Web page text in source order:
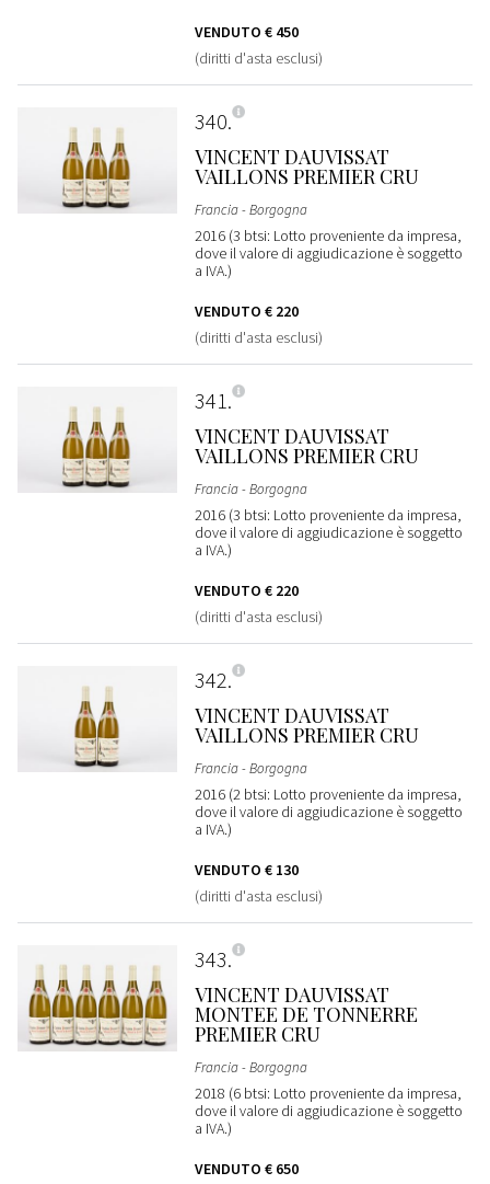
VENDUTO € 450
(diritti d'asta esclusi)
340
VINCENT DAUVISSAT
VAILLONS PREMIER CRU
Francia - Borgogna
2016 (3 btsi: Lotto proveniente da impresa,
dove il valore di aggiudicazione è soggetto
a IVA.)
VENDUTO € 220
(diritti d'asta esclusi)
341
VINCENT DAUVISSAT
VAILLONS PREMIER CRU
Francia - Borgogna
2016 (3 btsi: Lotto proveniente da impresa,
dove il valore di aggiudicazione è soggetto
a IVA.)
VENDUTO € 220
(diritti d'asta esclusi)
342
VINCENT DAUVISSAT
VAILLONS PREMIER CRU
Francia - Borgogna
2016 (2 btsi: Lotto proveniente da impresa,
dove il valore di aggiudicazione è soggetto
a IVA.)
VENDUTO € 130
(diritti d'asta esclusi)
343
VINCENT DAUVISSAT
MONTEE DE TONNERRE
PREMIER CRU
Francia - Borgogna
2018 (6 btsi: Lotto proveniente da impresa,
dove il valore di aggiudicazione è soggetto
a IVA.)
VENDUTO € 650